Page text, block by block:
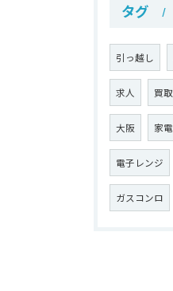
タグ
引っ越し
求人 買取
大阪 家電
電子レンジ
ガスコンロ